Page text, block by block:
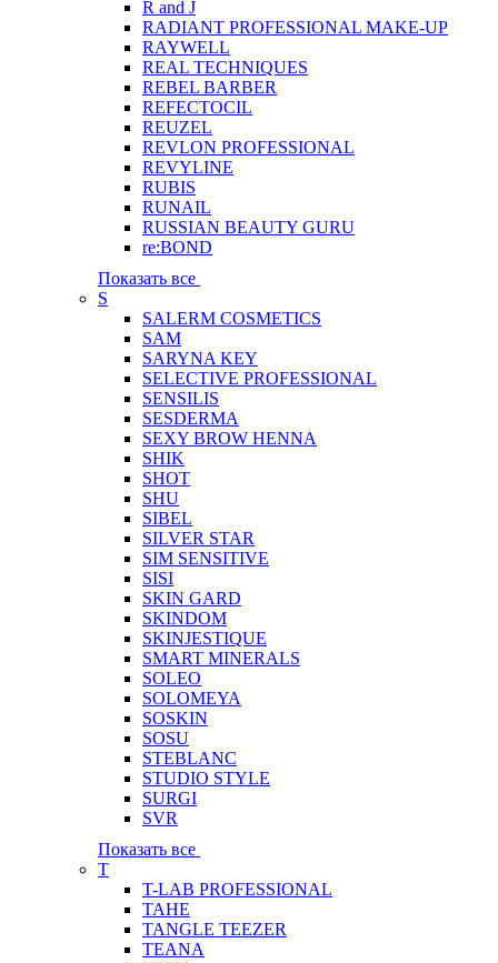
R and J
RADIANT PROFESSIONAL MAKE-UP
RAYWELL
REAL TECHNIQUES
REBEL BARBER
REFECTOCIL
REUZEL
REVLON PROFESSIONAL
REVYLINE
RUBIS
RUNAIL
RUSSIAN BEAUTY GURU
re:BOND
Показать все
S
SALERM COSMETICS
SAM
SARYNA KEY
SELECTIVE PROFESSIONAL
SENSILIS
SESDERMA
SEXY BROW HENNA
SHIK
SHOT
SHU
SIBEL
SILVER STAR
SIM SENSITIVE
SISI
SKIN GARD
SKINDOM
SKINJESTIQUE
SMART MINERALS
SOLEO
SOLOMEYA
SOSKIN
SOSU
STEBLANC
STUDIO STYLE
SURGI
SVR
Показать все
T
T-LAB PROFESSIONAL
TAHE
TANGLE TEEZER
TEANA